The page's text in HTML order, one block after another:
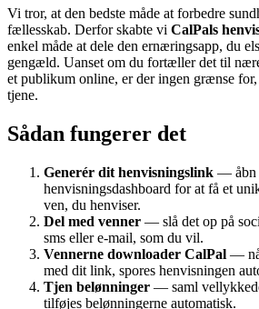
Vi tror, at den bedste måde at forbedre
fællesskab. Derfor skabte vi CalPals
enkel måde at dele den ernæringsapp, du
gengæld. Uanset om du fortæller det til
et publikum online, er der ingen grænse
tjene.
Sådan fungerer det
Generér dit henvisningslink — åbn
henvisningsdashboard for at få et
ven, du henviser.
Del med venner — slå det op på
sms eller e-mail, som du vil.
Vennerne downloader CalPal —
med dit link, spores henvisningen
Tjen belønninger — saml
tilføjes belønningerne automatisk.